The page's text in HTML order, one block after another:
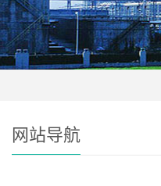
网站导航